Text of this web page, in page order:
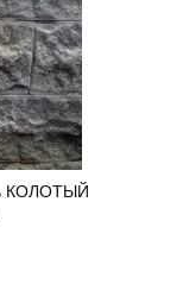
КОЛОТЫЙ